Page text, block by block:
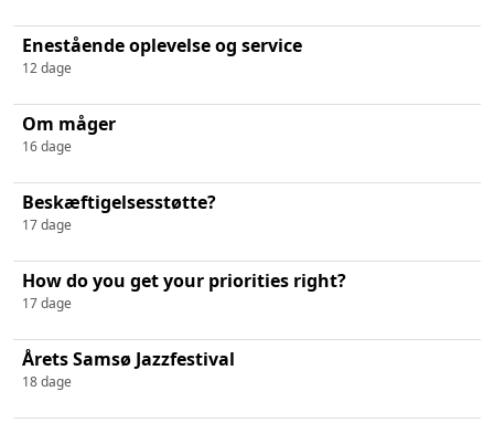
Enestående oplevelse og service
12 dage
Om måger
16 dage
Beskæftigelsesstøtte?
17 dage
How do you get your priorities right?
17 dage
Årets Samsø Jazzfestival
18 dage